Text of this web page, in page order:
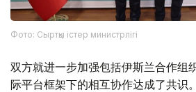
Фото: Сыртқы істер министрлігі
双方就进一步加强包括伊斯兰合作组
际平台框架下的相互协作达成了共识。